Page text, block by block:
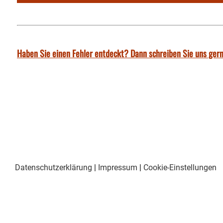
Haben Sie einen Fehler entdeckt? Dann schreiben Sie uns
Datenschutzerklärung | Impressum | Cookie-Einstellungen